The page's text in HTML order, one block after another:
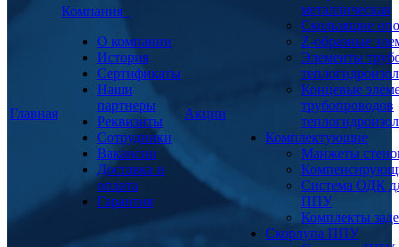
Главная
Компания
О компании
История
Сертификаты
Наши
партнеры
Реквизиты
Сотрудники
Вакансии
Доставка и
оплата
Гарантия
Акции
металлическая
Скользящие
Z-образные
Элементы
Концевые
трубопроводов
Комплектующие
Манжеты
Система ОДК
ППУ
Комплекты
Скорлупа ППУ